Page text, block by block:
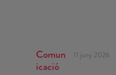
Comun
icació
11 juny 2026